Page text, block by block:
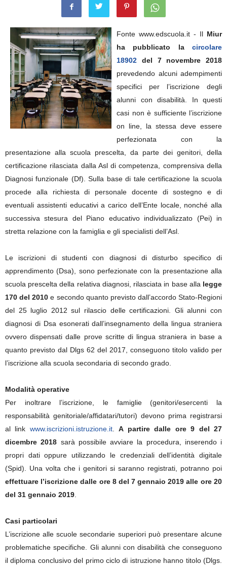
Fonte www.edscuola.it - Il Miur
ha pubblicato la circolare
18902 del 7 novembre 2018
prevedendo alcuni adempimenti
specifici per l’iscrizione degli
alunni con disabilità. In questi
casi non è sufficiente l’iscrizione
on line, la stessa deve essere
perfezionata con la
presentazione alla scuola prescelta, da parte dei genitori, della
certificazione rilasciata dalla Asl di competenza, comprensiva della
Diagnosi funzionale (Df). Sulla base di tale certificazione la scuola
procede alla richiesta di personale docente di sostegno e di
eventuali assistenti educativi a carico dell’Ente locale, nonché alla
successiva stesura del Piano educativo individualizzato (Pei) in
stretta relazione con la famiglia e gli specialisti dell’Asl.
Le iscrizioni di studenti con diagnosi di disturbo specifico di
apprendimento (Dsa), sono perfezionate con la presentazione alla
scuola prescelta della relativa diagnosi, rilasciata in base alla legge
170 del 2010e secondo quanto previsto dall’accordo Stato-Regioni
del 25 luglio 2012 sul rilascio delle certificazioni. Gli alunni con
diagnosi di Dsa esonerati dall’insegnamento della lingua straniera
ovvero dispensati dalle prove scritte di lingua straniera in base a
quanto previsto dal Dlgs 62 del 2017, conseguono titolo valido per
l’iscrizione alla scuola secondaria di secondo grado.
Modalità operative
Per inoltrare l’iscrizione, le famiglie (genitori/esercenti la
responsabilità genitoriale/affidatari/tutori) devono prima registrarsi
al link www.iscrizioni.istruzione.it.A partire dalle ore 9 del 27
dicembre 2018 sarà possibile avviare la procedura, inserendo i
propri dati oppure utilizzando le credenziali dell’identità digitale
(Spid). Una volta che i genitori si saranno registrati, potranno poi
effettuare l’iscrizione dalle ore 8 del 7 gennaio 2019 alle ore 20
del 31 gennaio 2019
Casi particolari
L’iscrizione alle scuole secondarie superiori può presentare alcune
problematiche specifiche. Gli alunni con disabilità che conseguono
il diploma conclusivo del primo ciclo di istruzione hanno titolo (Dlgs.